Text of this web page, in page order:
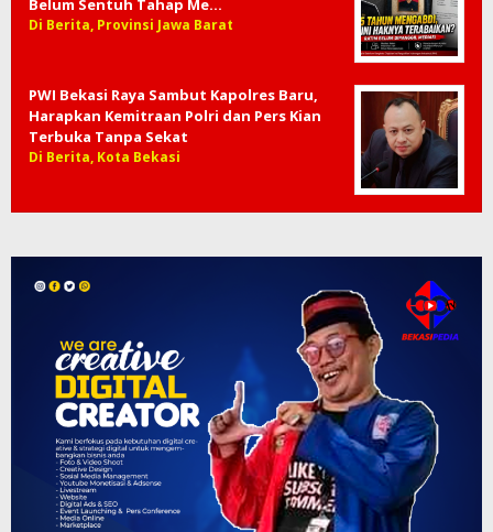
Belum Sentuh Tahap Me…
Di Berita, Provinsi Jawa Barat
PWI Bekasi Raya Sambut Kapolres Baru,
Harapkan Kemitraan Polri dan Pers Kian
Terbuka Tanpa Sekat
Di Berita, Kota Bekasi